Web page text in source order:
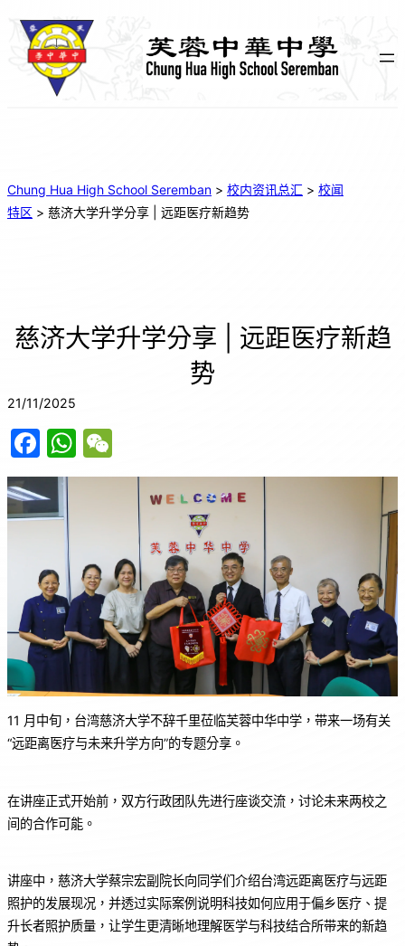
Chung Hua High School Seremban > 校内资讯总汇 > 校闻
特区 > 慈济大学升学分享 | 远距医疗新趋势
慈济大学升学分享 | 远距医疗新趋
势
21/11/2025
F
a
c
e
o
o
k
W
h
A
p
p
e
at
11 月中旬，台湾慈济大学不辞千里莅临芙蓉中华中学，带来一场有关
“远距离医疗与未来升学方向”的专题分享。
在讲座正式开始前，双方行政团队先进行座谈交流，讨论未来两校之
间的合作可能。
讲座中，慈济大学蔡宗宏副院长向同学们介绍台湾远距离医疗与远距
照护的发展现况，并透过实际案例说明科技如何应用于偏乡医疗、提
升长者照护质量，让学生更清晰地理解医学与科技结合所带来的新趋